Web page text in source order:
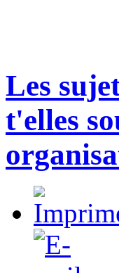
Les
t'elles